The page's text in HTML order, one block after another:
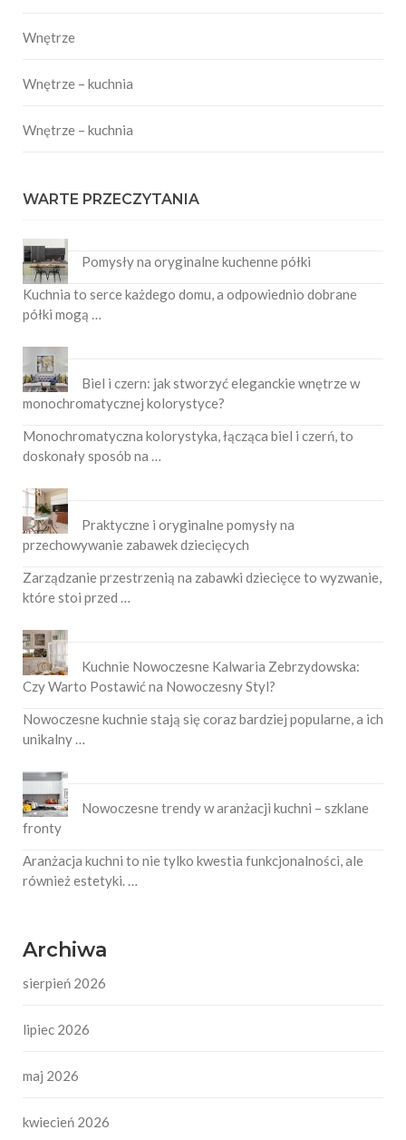
Wnętrze
Wnętrze – kuchnia
Wnętrze – kuchnia
WARTE PRZECZYTANIA
Pomysły na oryginalne kuchenne półki
Kuchnia to serce każdego domu, a odpowiednio dobrane
półki mogą …
Biel i czern: jak stworzyć eleganckie wnętrze w
monochromatycznej kolorystyce?
Monochromatyczna kolorystyka, łącząca biel i czerń, to
doskonały sposób na …
Praktyczne i oryginalne pomysły na
przechowywanie zabawek dziecięcych
Zarządzanie przestrzenią na zabawki dziecięce to wyzwanie,
które stoi przed …
Kuchnie Nowoczesne Kalwaria Zebrzydowska:
Czy Warto Postawić na Nowoczesny Styl?
Nowoczesne kuchnie stają się coraz bardziej popularne, a ich
unikalny …
Nowoczesne trendy w aranżacji kuchni – szklane
fronty
Aranżacja kuchni to nie tylko kwestia funkcjonalności, ale
również estetyki. …
Archiwa
sierpień 2026
lipiec 2026
maj 2026
kwiecień 2026